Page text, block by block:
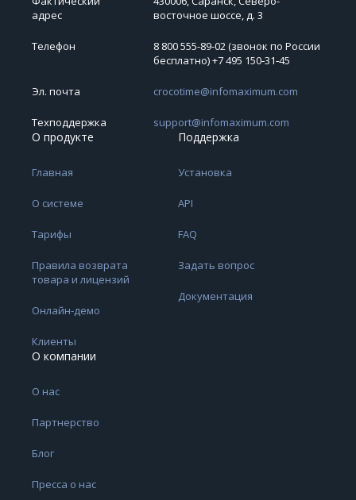
адрес
восточное шоссе, д. 3
Телефон
8 800 555-89-02 (звонок по России
бесплатно) +7 495 150‑31‑45
Эл. почта crocotime@infomaximum.com
Техподдержка support@infomaximum.com
О продукте
Главная
О системе
Тарифы
Правила возврата
товара и лицензий
Онлайн-демо
Клиенты
Поддержка
Установка
API
FAQ
Задать вопрос
Документация
О компании
О нас
Партнерство
Блог
Пресса о нас